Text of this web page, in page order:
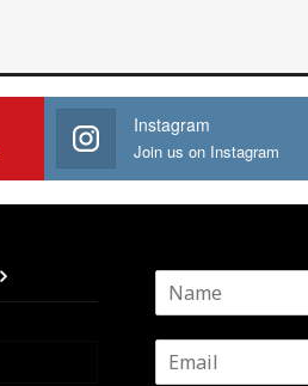
Instagram
Join us on Instagram